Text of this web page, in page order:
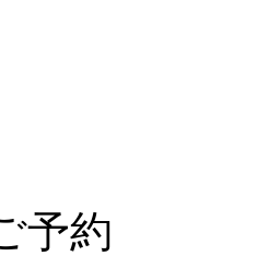
予約